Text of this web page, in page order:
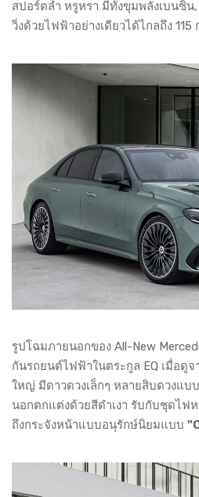
สปอร์ตล้ำ หรูหรา มีทั้งขุมพลังเบนซิน
วิ่งด้วยไฟฟ้าอย่างเดียวได้ไกลถึง 115
รูปโฉมภายนอกของ All-New
กันรถยนต์ไฟฟ้าในตระกูล EQ เมื่อดู
ใหญ่ มีดาวดวงเล็กๆ หลายสิบดวงแบบ
นอกตกแต่งด้วยสีดำเงา รับกับชุดไฟ
ถึงกระจังหน้าแบบอนุรักษ์นิยมแบบ